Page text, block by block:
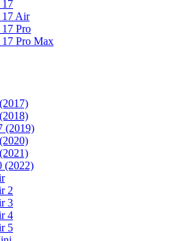
17
17 Air
Pro
17 Pro Max
(2019)
(2022)
2
3
4
5